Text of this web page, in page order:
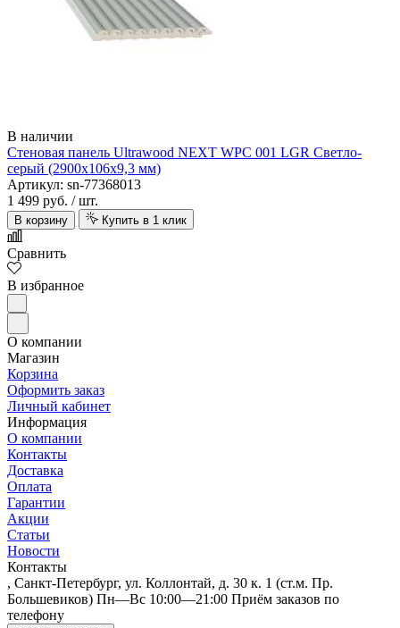
Art Tile
В наличии
Стеновая панель Ultrawood NEXT WPC 001 LGR Светло-
серый (2900х106х9,3 мм)
Артикул: sn-77368013
1 499 руб. / шт.
В корзину Купить в 1 клик
Сравнить
В избранное
О компании
Магазин
Корзина
Оформить заказ
Личный кабинет
Информация
О компании
Контакты
Доставка
Оплата
Гарантии
Акции
Статьи
Новости
Контакты
, Санкт-Петербург, ул. Коллонтай, д. 30 к. 1 (ст.м. Пр.
Большевиков) Пн—Вс 10:00—21:00 Приём заказов по
телефону